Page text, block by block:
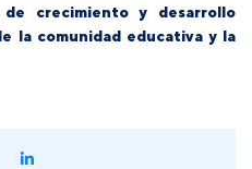
de crecimiento y desarrollo
la comunidad educativa y la